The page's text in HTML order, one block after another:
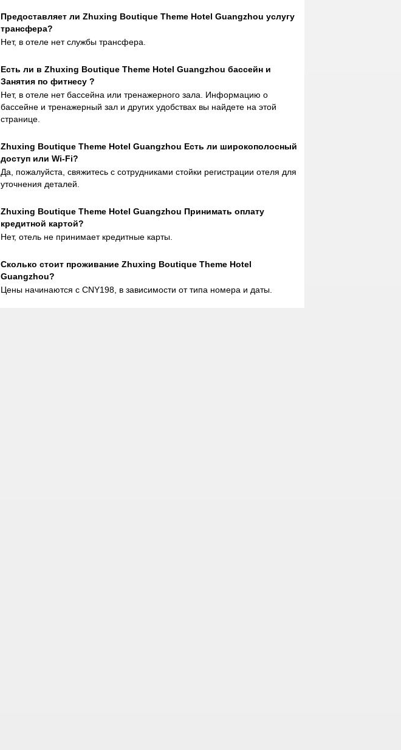
Предоставляет ли Zhuxing Boutique Theme Hotel Guangzhou услугу
трансфера?
Нет, в отеле нет службы трансфера.
Есть ли в Zhuxing Boutique Theme Hotel Guangzhou бассейн и
Занятия по фитнесу ?
Нет, в отеле нет бассейна или тренажерного зала. Информацию о
бассейне и тренажерный зал и других удобствах вы найдете на этой
странице.
Zhuxing Boutique Theme Hotel Guangzhou Есть ли широкополосный
доступ или Wi-Fi?
Да, пожалуйста, свяжитесь с сотрудниками стойки регистрации отеля для
уточнения деталей.
Zhuxing Boutique Theme Hotel Guangzhou Принимать оплату
кредитной картой?
Нет, отель не принимает кредитные карты.
Сколько стоит проживаниe Zhuxing Boutique Theme Hotel
Guangzhou?
Цены начинаются с CNY198, в зависимости от типа номера и даты.